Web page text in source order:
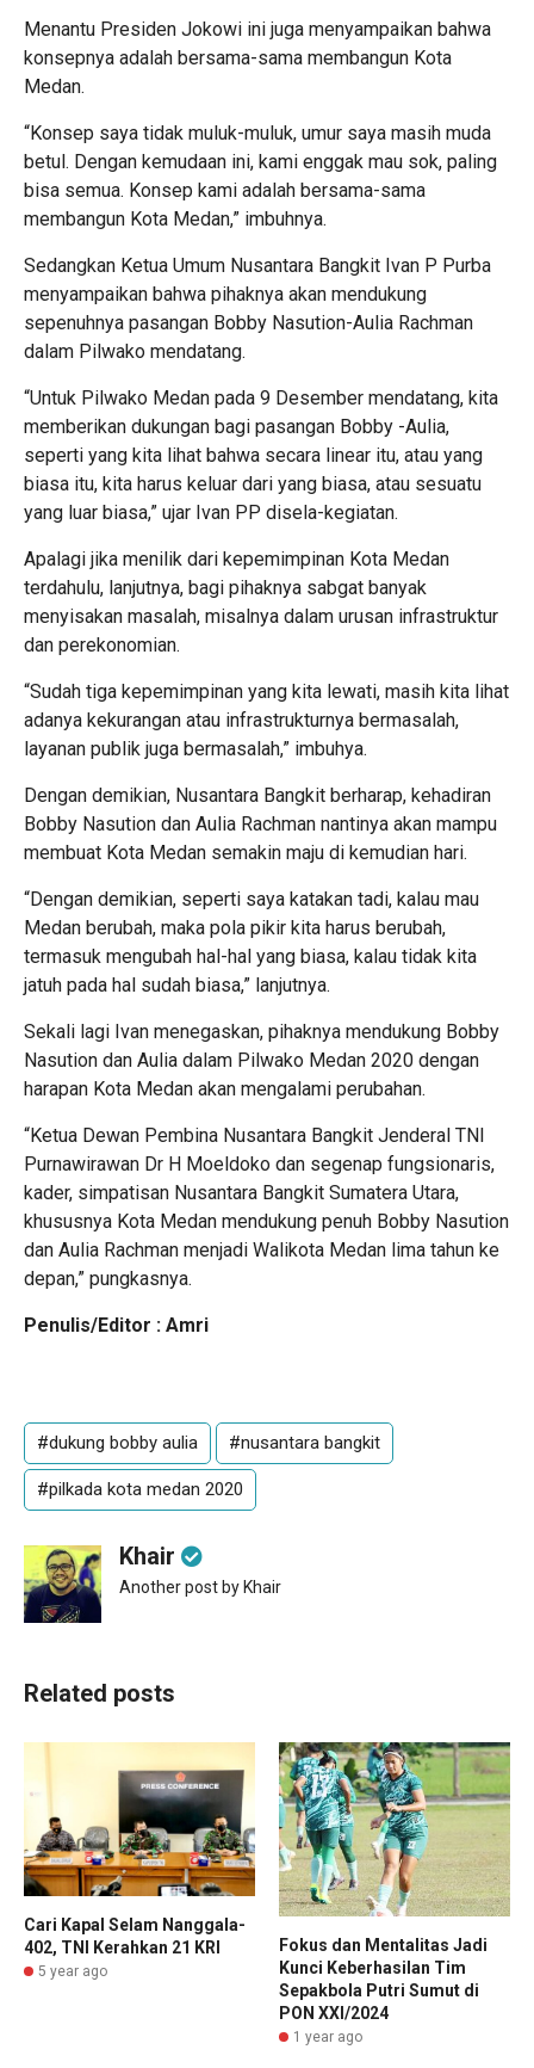
Menantu Presiden Jokowi ini juga menyampaikan bahwa
konsepnya adalah bersama-sama membangun Kota
Medan.
“Konsep saya tidak muluk-muluk, umur saya masih muda
betul. Dengan kemudaan ini, kami enggak mau sok, paling
bisa semua. Konsep kami adalah bersama-sama
membangun Kota Medan,” imbuhnya.
Sedangkan Ketua Umum Nusantara Bangkit Ivan P Purba
menyampaikan bahwa pihaknya akan mendukung
sepenuhnya pasangan Bobby Nasution-Aulia Rachman
dalam Pilwako mendatang.
“Untuk Pilwako Medan pada 9 Desember mendatang, kita
memberikan dukungan bagi pasangan Bobby -Aulia,
seperti yang kita lihat bahwa secara linear itu, atau yang
biasa itu, kita harus keluar dari yang biasa, atau sesuatu
yang luar biasa,” ujar Ivan PP disela-kegiatan.
Apalagi jika menilik dari kepemimpinan Kota Medan
terdahulu, lanjutnya, bagi pihaknya sabgat banyak
menyisakan masalah, misalnya dalam urusan infrastruktur
dan perekonomian.
“Sudah tiga kepemimpinan yang kita lewati, masih kita lihat
adanya kekurangan atau infrastrukturnya bermasalah,
layanan publik juga bermasalah,” imbuhya.
Dengan demikian, Nusantara Bangkit berharap, kehadiran
Bobby Nasution dan Aulia Rachman nantinya akan mampu
membuat Kota Medan semakin maju di kemudian hari.
“Dengan demikian, seperti saya katakan tadi, kalau mau
Medan berubah, maka pola pikir kita harus berubah,
termasuk mengubah hal-hal yang biasa, kalau tidak kita
jatuh pada hal sudah biasa,” lanjutnya.
Sekali lagi Ivan menegaskan, pihaknya mendukung Bobby
Nasution dan Aulia dalam Pilwako Medan 2020 dengan
harapan Kota Medan akan mengalami perubahan.
“Ketua Dewan Pembina Nusantara Bangkit Jenderal TNI
Purnawirawan Dr H Moeldoko dan segenap fungsionaris,
kader, simpatisan Nusantara Bangkit Sumatera Utara,
khususnya Kota Medan mendukung penuh Bobby Nasution
dan Aulia Rachman menjadi Walikota Medan lima tahun ke
depan,” pungkasnya.
Penulis/Editor : Amri
#dukung bobby aulia #nusantara bangkit
#pilkada kota medan 2020
Khair
Another post by Khair
Related posts
Cari Kapal Selam Nanggala-
402, TNI Kerahkan 21 KRI
5 year ago
Fokus dan Mentalitas Jadi
Kunci Keberhasilan Tim
Sepakbola Putri Sumut di
PON XXI/2024
1 year ago